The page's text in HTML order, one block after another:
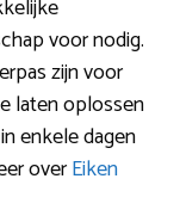
voor nodig.
zijn voor
laten oplossen
enkele dagen
overEiken